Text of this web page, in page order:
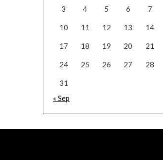
3 4 5 6 7
10 11 12 13 14
17 18 19 20 21
24 25 26 27 28
31
« Sep